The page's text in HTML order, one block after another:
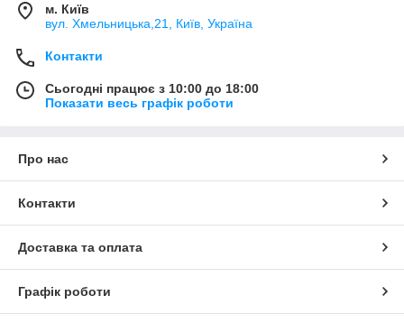
м. Київ
вул. Хмельницька,21, Київ, Україна
Контакти
Сьогодні працює з 10:00 до 18:00
Показати весь графік роботи
Про нас
Контакти
Доставка та оплата
Графік роботи